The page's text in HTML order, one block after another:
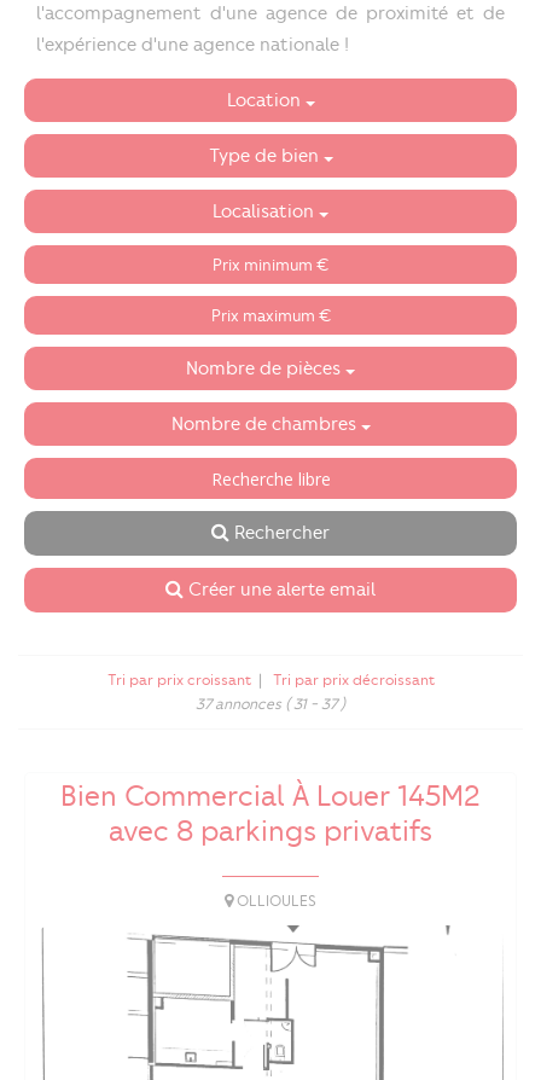
l'accompagnement d'une agence de proximité et de
l'expérience d'une agence nationale !
Location
Type de bien
Localisation
Nombre de pièces
Nombre de chambres
Rechercher
Créer une alerte email
Tri par prix croissant |
Tri par prix décroissant
37 annonces ( 31 - 37 )
Bien Commercial À Louer 145M2
avec 8 parkings privatifs
OLLIOULES